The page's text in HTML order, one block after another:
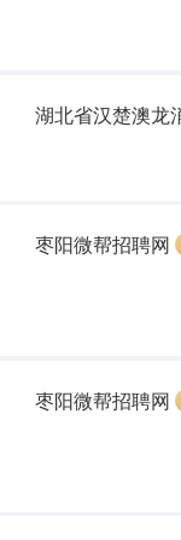
枣阳微帮招聘网
枣阳微帮招聘网